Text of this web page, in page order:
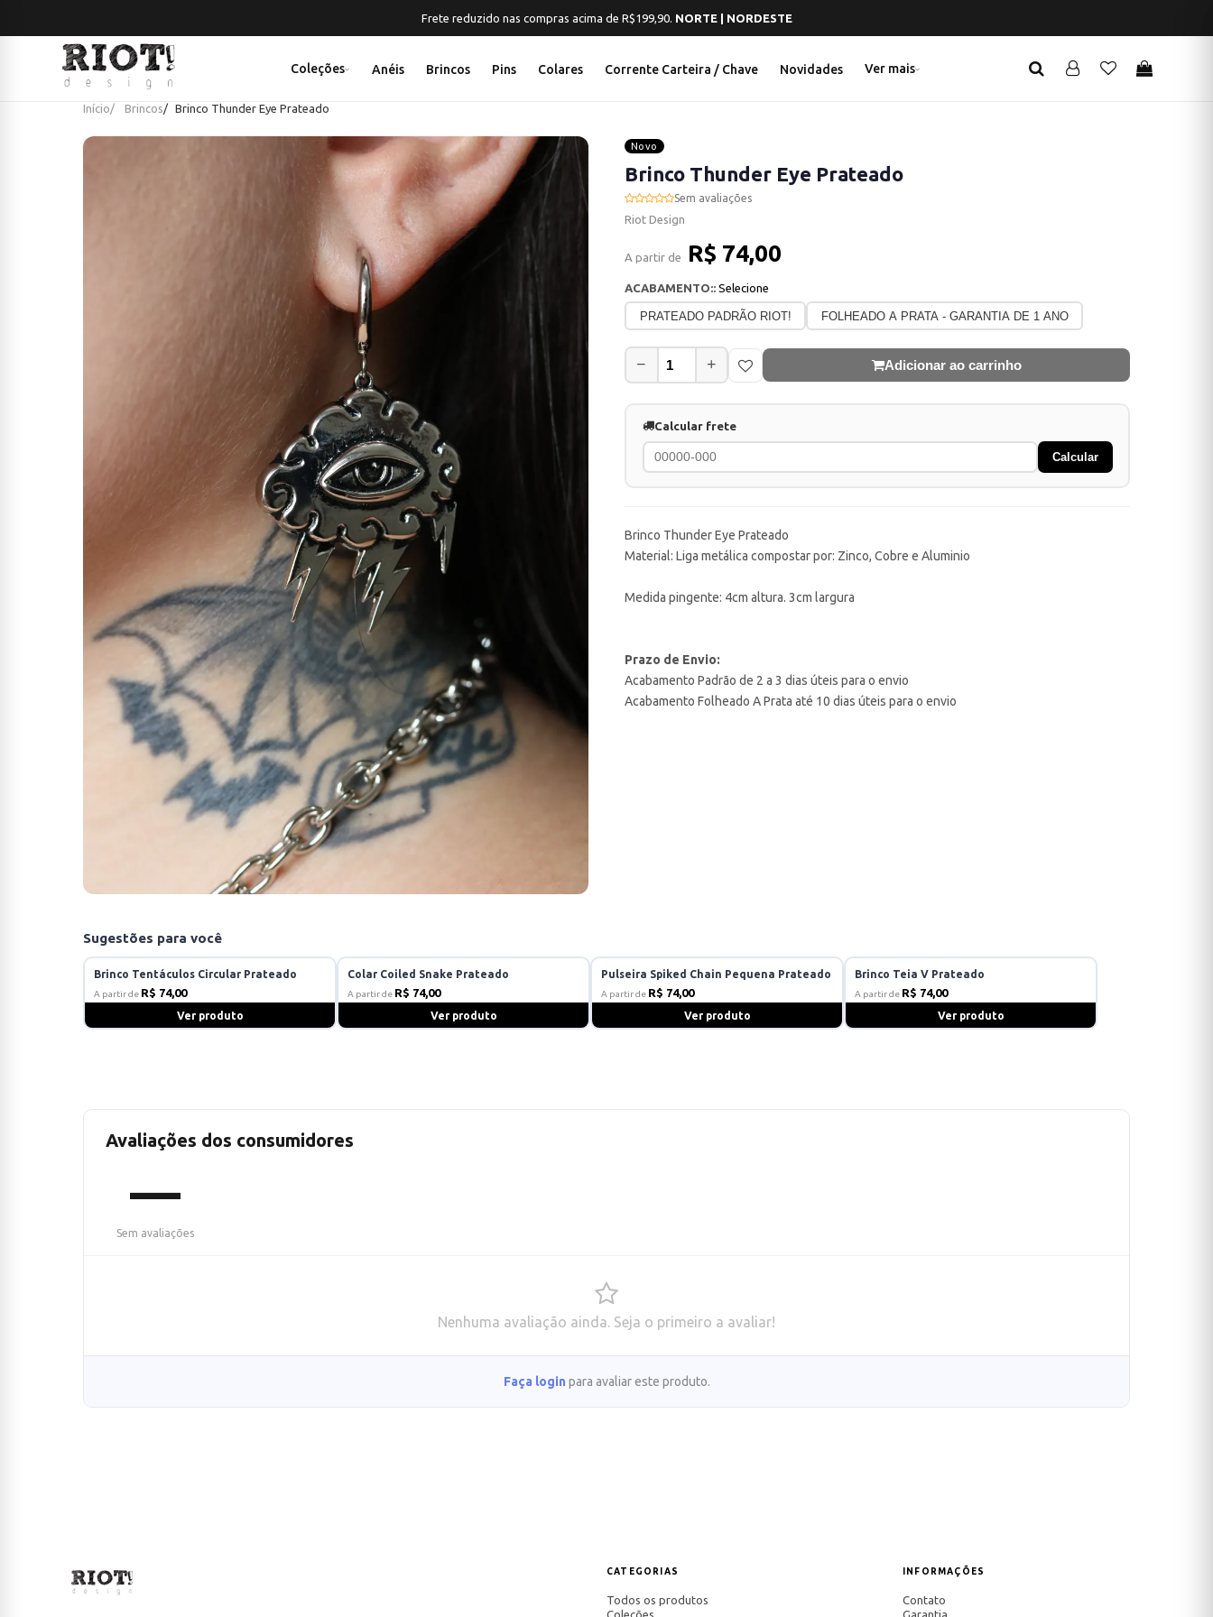
Frete Grátis em compras acima de R$199,90.SUL | SUDESTE | CENTRO-OESTE
Coleções Anéis Brincos Pins Colares Corrente Carteira / Chave Novidades Ver mais
Início Brincos Brinco Thunder Eye Prateado
Novo
Brinco Thunder Eye Prateado
Sem avaliações
Riot Design
A partir de R$ 74,00
ACABAMENTO:: Selecione
PRATEADO PADRÃO RIOT! FOLHEADO A PRATA - GARANTIA DE 1 ANO
− + Adicionar ao carrinho
Calcular frete
Calcular
Brinco Thunder Eye Prateado
Material: Liga metálica compostar por: Zinco, Cobre e Aluminio
Medida pingente: 4cm altura. 3cm largura
Prazo de Envio:
Acabamento Padrão de 2 a 3 dias úteis para o envio
Acabamento Folheado A Prata até 10 dias úteis para o envio
Sugestões para você
Brinco Tentáculos Circular Prateado
A partir de R$ 74,00
Ver produto
Colar Coiled Snake Prateado
A partir de R$ 74,00
Ver produto
Pulseira Spiked Chain Pequena Prateado
A partir de R$ 74,00
Ver produto
Brinco Teia V Prateado
A partir de R$ 74,00
Ver produto
Avaliações dos consumidores
—
Sem avaliações
Nenhuma avaliação ainda. Seja o primeiro a avaliar!
Faça login para avaliar este produto.
CATEGORIAS
Todos os produtos
Coleções
INFORMAÇÕES
Contato
Garantia